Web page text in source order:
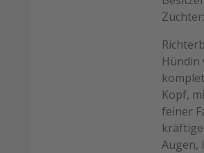
Hündin
Kopf,
feiner
Augen,